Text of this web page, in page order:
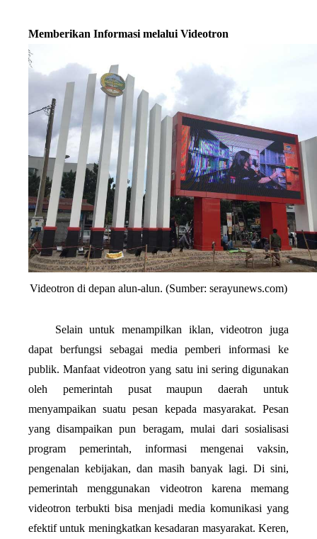
Memberikan Informasi melalui Videotron
Videotron di depan alun-alun. (Sumber: serayunews.com)
Selain untuk menampilkan iklan, videotron juga
dapat berfungsi sebagai media pemberi informasi ke
publik. Manfaat videotron yang satu ini sering digunakan
oleh pemerintah pusat maupun daerah untuk
menyampaikan suatu pesan kepada masyarakat. Pesan
yang disampaikan pun beragam, mulai dari sosialisasi
program pemerintah, informasi mengenai vaksin,
pengenalan kebijakan, dan masih banyak lagi. Di sini,
pemerintah menggunakan videotron karena memang
videotron terbukti bisa menjadi media komunikasi yang